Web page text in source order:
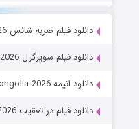
دانلود فیلم ضربه شانس Lucky Strike 2026
دانلود فیلم سوپرگرل Supergirl 2026
دانلود انیمه Jaadugar: A Witch in Mongolia 2026
دانلود فیلم در تعقیب On the Hunt 2026